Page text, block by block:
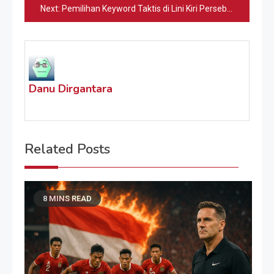
Next: Pemilihan Keyword Taktis di Lini Kiri Persebaya
Danu Dirgantara
Related Posts
8 MINS READ